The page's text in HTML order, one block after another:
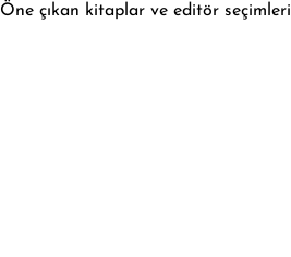
Öne çıkan kitaplar ve editör seçimleri